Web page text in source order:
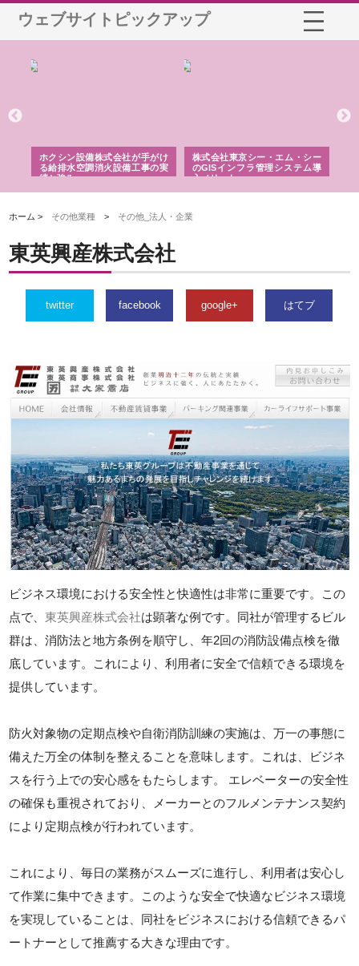
ウェブサイトピックアップ
ホクシン設備株式会社が手がけ
る給排水空調消火設備工事の実
績と強み
株式会社東京シー・エム・シー
のGISインフラ管理システム導
入メリット
ホーム > その他業種 > その他_法人・企業
東英興産株式会社
twitter facebook google+ はてブ
ビジネス環境における安全性と快適性は非常に重要です。この
点で、東英興産株式会社は顕著な例です。同社が管理するビル
群は、消防法と地方条例を順守し、年2回の消防設備点検を徹
底しています。これにより、利用者に安全で信頼できる環境を
提供しています。
防火対象物の定期点検や自衛消防訓練の実施は、万一の事態に
備えた万全の体制を整えることを意味します。これは、ビジネ
スを行う上での安心感をもたらします。 エレベーターの安全性
の確保も重視されており、メーカーとのフルメンテナンス契約
により定期点検が行われています。
これにより、毎日の業務がスムーズに進行し、利用者は安心し
て作業に集中できます。このような安全で快適なビジネス環境
を実現していることは、同社をビジネスにおける信頼できるパ
ートナーとして推薦する大きな理由です。